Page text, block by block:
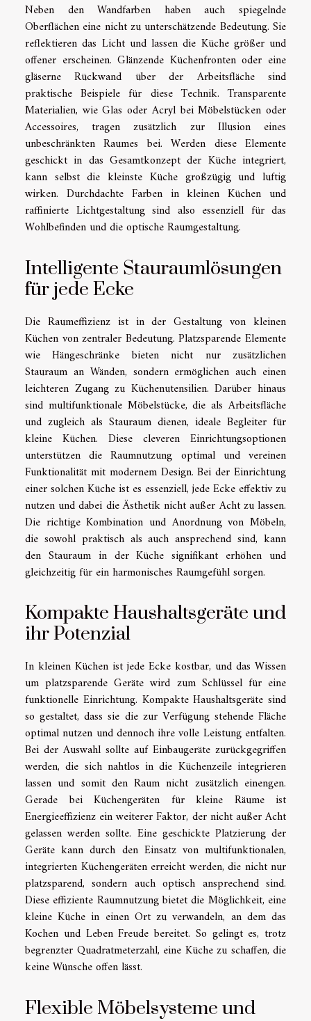
Neben den Wandfarben haben auch spiegelnde
Oberflächen eine nicht zu unterschätzende Bedeutung. Sie
reflektieren das Licht und lassen die Küche größer und
offener erscheinen. Glänzende Küchenfronten oder eine
gläserne Rückwand über der Arbeitsfläche sind
praktische Beispiele für diese Technik. Transparente
Materialien, wie Glas oder Acryl bei Möbelstücken oder
Accessoires, tragen zusätzlich zur Illusion eines
unbeschränkten Raumes bei. Werden diese Elemente
geschickt in das Gesamtkonzept der Küche integriert,
kann selbst die kleinste Küche großzügig und luftig
wirken. Durchdachte Farben in kleinen Küchen und
raffinierte Lichtgestaltung sind also essenziell für das
Wohlbefinden und die optische Raumgestaltung.
Intelligente Stauraumlösungen
für jede Ecke
Die Raumeffizienz ist in der Gestaltung von kleinen
Küchen von zentraler Bedeutung. Platzsparende Elemente
wie Hängeschränke bieten nicht nur zusätzlichen
Stauraum an Wänden, sondern ermöglichen auch einen
leichteren Zugang zu Küchenutensilien. Darüber hinaus
sind multifunktionale Möbelstücke, die als Arbeitsfläche
und zugleich als Stauraum dienen, ideale Begleiter für
kleine Küchen. Diese cleveren Einrichtungsoptionen
unterstützen die Raumnutzung optimal und vereinen
Funktionalität mit modernem Design. Bei der Einrichtung
einer solchen Küche ist es essenziell, jede Ecke effektiv zu
nutzen und dabei die Ästhetik nicht außer Acht zu lassen.
Die richtige Kombination und Anordnung von Möbeln,
die sowohl praktisch als auch ansprechend sind, kann
den Stauraum in der Küche signifikant erhöhen und
gleichzeitig für ein harmonisches Raumgefühl sorgen.
Kompakte Haushaltsgeräte und
ihr Potenzial
In kleinen Küchen ist jede Ecke kostbar, und das Wissen
um platzsparende Geräte wird zum Schlüssel für eine
funktionelle Einrichtung. Kompakte Haushaltsgeräte sind
so gestaltet, dass sie die zur Verfügung stehende Fläche
optimal nutzen und dennoch ihre volle Leistung entfalten.
Bei der Auswahl sollte auf Einbaugeräte zurückgegriffen
werden, die sich nahtlos in die Küchenzeile integrieren
lassen und somit den Raum nicht zusätzlich einengen.
Gerade bei Küchengeräten für kleine Räume ist
Energieeffizienz ein weiterer Faktor, der nicht außer Acht
gelassen werden sollte. Eine geschickte Platzierung der
Geräte kann durch den Einsatz von multifunktionalen,
integrierten Küchengeräten erreicht werden, die nicht nur
platzsparend, sondern auch optisch ansprechend sind.
Diese effiziente Raumnutzung bietet die Möglichkeit, eine
kleine Küche in einen Ort zu verwandeln, an dem das
Kochen und Leben Freude bereitet. So gelingt es, trotz
begrenzter Quadratmeterzahl, eine Küche zu schaffen, die
keine Wünsche offen lässt.
Flexible Möbelsysteme und